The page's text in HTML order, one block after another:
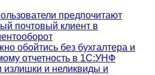
предпочитают
почтовый клиент в
обойтись без бухгалтера и
отчетность в 1С:УНФ
излишки и неликвиды и